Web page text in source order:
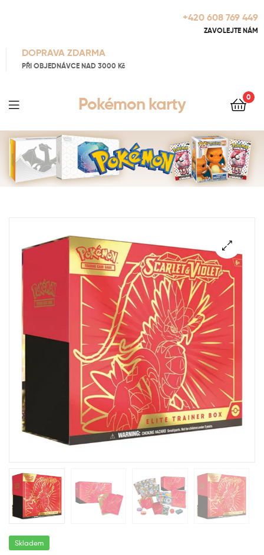
+420 608 769 449
ZAVOLEJTE NÁM
DOPRAVA ZDARMA
PŘI OBJEDNÁVCE NAD 3000 Kč
Pokémon karty 0
Skladem